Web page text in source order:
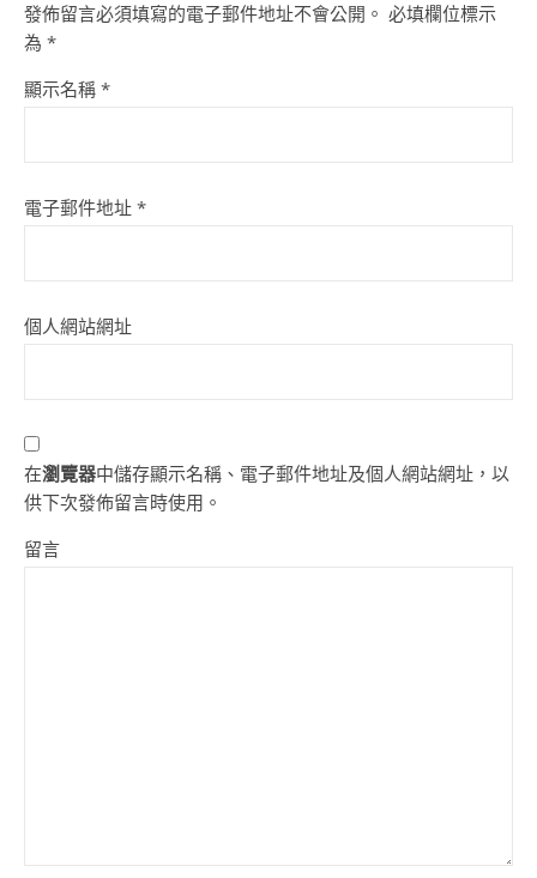
發佈留言必須填寫的電子郵件地址不會公開。 必填欄位標示
為 *
顯示名稱 *
電子郵件地址 *
個人網站網址
在瀏覽器中儲存顯示名稱、電子郵件地址及個人網站網址，以
供下次發佈留言時使用。
留言